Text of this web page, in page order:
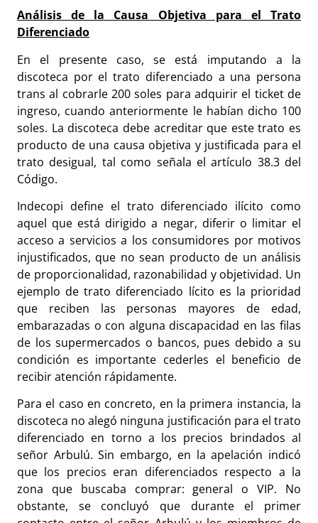
Análisis de la Causa Objetiva para el Trato
Diferenciado
En el presente caso, se está imputando a la
discoteca por el trato diferenciado a una persona
trans al cobrarle 200 soles para adquirir el ticket de
ingreso, cuando anteriormente le habían dicho 100
soles. La discoteca debe acreditar que este trato es
producto de una causa objetiva y justificada para el
trato desigual, tal como señala el artículo 38.3 del
Código.
Indecopi define el trato diferenciado ilícito como
aquel que está dirigido a negar, diferir o limitar el
acceso a servicios a los consumidores por motivos
injustificados, que no sean producto de un análisis
de proporcionalidad, razonabilidad y objetividad. Un
ejemplo de trato diferenciado lícito es la prioridad
que reciben las personas mayores de edad,
embarazadas o con alguna discapacidad en las filas
de los supermercados o bancos, pues debido a su
condición es importante cederles el beneficio de
recibir atención rápidamente.
Para el caso en concreto, en la primera instancia, la
discoteca no alegó ninguna justificación para el trato
diferenciado en torno a los precios brindados al
señor Arbulú. Sin embargo, en la apelación indicó
que los precios eran diferenciados respecto a la
zona que buscaba comprar: general o VIP. No
obstante, se concluyó que durante el primer